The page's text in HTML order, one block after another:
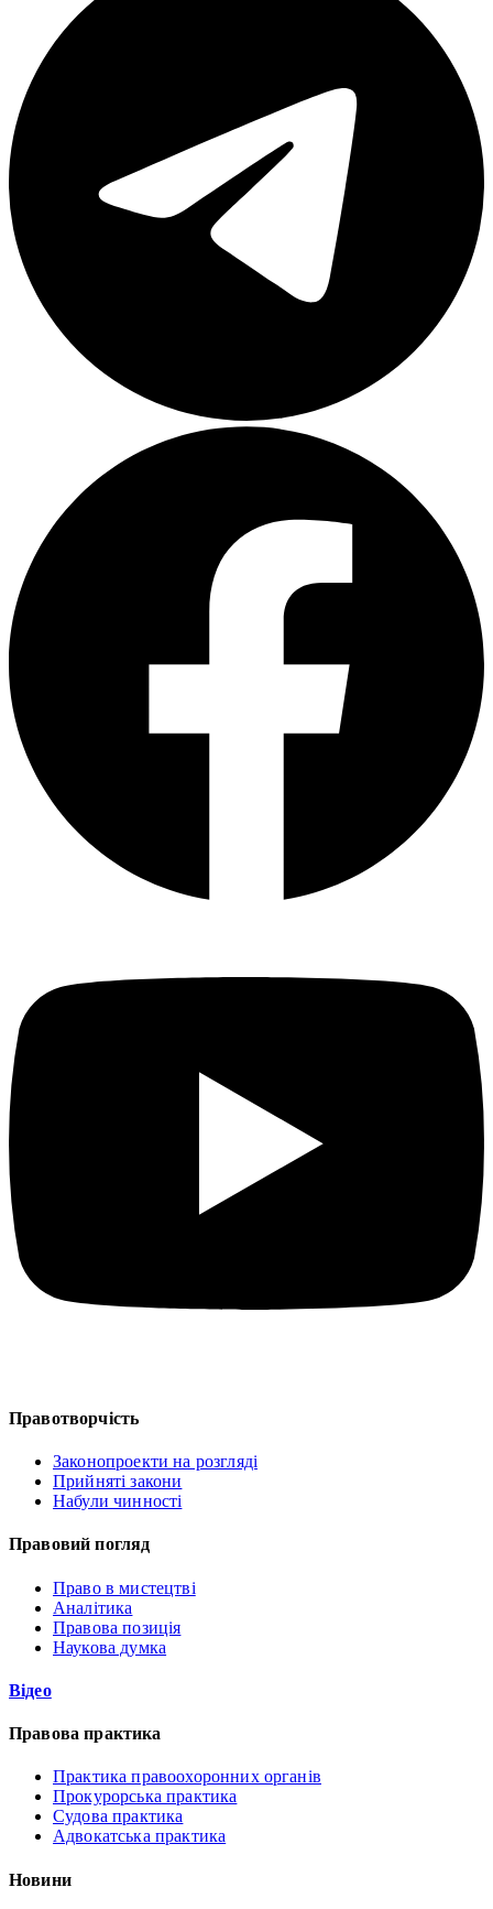
Правотворчість
Законопроекти на розгляді
Прийняті закони
Набули чинності
Правовий погляд
Право в мистецтві
Аналітика
Правова позиція
Наукова думка
Відео
Правова практика
Практика правоохоронних органів
Прокурорська практика
Судова практика
Адвокатська практика
Новини